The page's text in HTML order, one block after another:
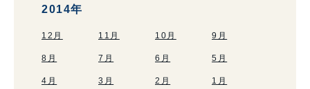
2014年
12月 11月 10月 9月
8月 7月 6月 5月
4月 3月 2月 1月